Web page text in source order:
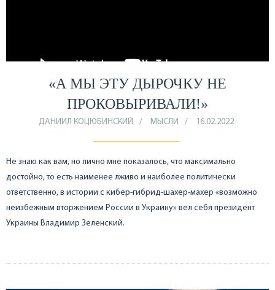
«А МЫ ЭТУ ДЫРОЧКУ НЕ
ПРОКОВЫРИВАЛИ!»
ДАНИИЛ КОЦЮБИНСКИЙ МЫСЛИ 16.02.2022
Не знаю как вам, но лично мне показалось, что максимально
достойно, то есть наименее лживо и наиболее политически
ответственно, в истории с кибер-гибрид-шахер-махер «возможно
неизбежным вторжением России в Украину» вел себя президент
Украины Владимир Зеленский.